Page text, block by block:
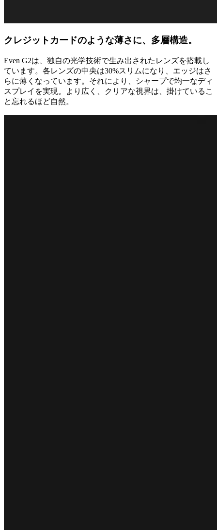
クレジットカードのような薄さに、多層構造。
Even G2は、独自の光学技術で生み出されたレンズを搭載し
ています。各レンズの中央は30%スリムになり、エッジはさ
らに薄くなっています。それにより、シャープで均一なディ
スプレイを実現。より広く、クリアな視界は、掛けているこ
と忘れるほど自然。